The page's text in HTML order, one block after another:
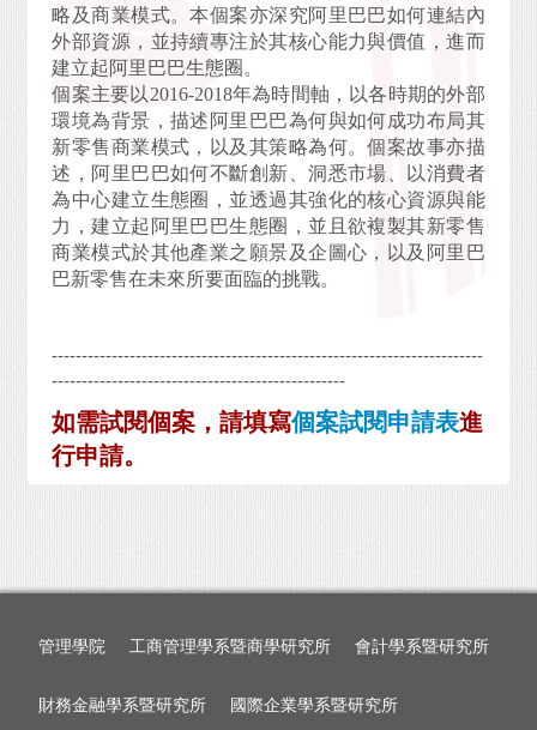
略及商業模式。本個案亦深究阿里巴巴如何連結內
外部資源，並持續專注於其核心能力與價值，進而
建立起阿里巴巴生態圈。
個案主要以 2016-2018年為時間軸，以各時期的外部
環境為背景，描述阿里巴巴為何與如何成功布局其
新零售商業模式，以及其策略為何。個案故事亦描
述，阿里巴巴如何不斷創新、洞悉市場、以消費者
為中心建立生態圈，並透過其強化的核心資源與能
力，建立起阿里巴巴生態圈，並且欲複製其新零售
商業模式於其他產業之願景及企圖心，以及阿里巴
巴新零售在未來所要面臨的挑戰。
------------------------------------------------------------------------
-------------------------------------------------
如需試閱個案，請填寫個案試閱申請表進
行申請。
管理學院 工商管理學系暨商學研究所 會計學系暨研究所
財務金融學系暨研究所 國際企業學系暨研究所